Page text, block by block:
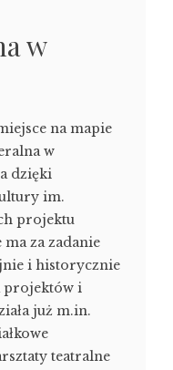
w
na mapie
w
dzięki
im.
projektu
ma za zadanie
i historycznie
projektów i
już m.in.
teatralne